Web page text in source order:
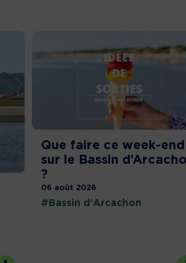
Que faire ce week-end
sur le Bassin
?
06 août 2026
#Bassin d'Arcachon